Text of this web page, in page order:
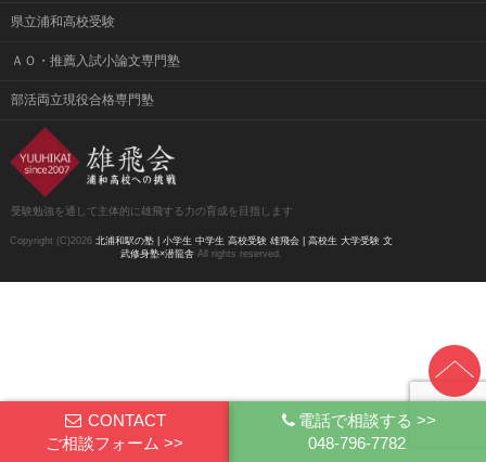
CONTACT
ご相談フォーム >>
電話で相談する >>
048-796-7782
県立浦和高校受験
ＡＯ・推薦入試小論文専門塾
部活両立現役合格専門塾
受験勉強を通して主体的に雄飛する力の育成を目指します
Copyright (C)2026北浦和駅の塾 | 小学生 中学生 高校受験 雄飛会 | 高校生 大学受験 文
武修身塾×潜龍舎 All rights reserved.